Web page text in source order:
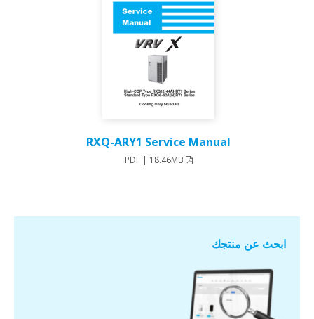
RXQ-ARY1 Service Manual
ابحث عن منتجك